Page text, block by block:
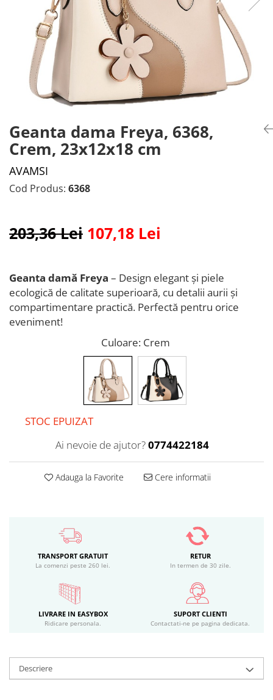
Geanta dama Freya, 6368,
Crem, 23x12x18 cm
AVAMSI
Cod Produs: 6368
203,36 Lei 107,18 Lei
Geanta damă Freya – Design elegant și piele
ecologică de calitate superioară, cu detalii aurii și
compartimentare practică. Perfectă pentru orice
eveniment!
Culoare: Crem
STOC EPUIZAT
Ai nevoie de ajutor?0774422184
Adauga la Favorite Cere informatii
TRANSPORT GRATUIT
La comenzi peste 260 lei.
RETUR
In termen de 30 zile.
LIVRARE IN EASYBOX
Ridicare personala.
SUPORT CLIENTI
Contactati-ne pe pagina dedicata.
Descriere